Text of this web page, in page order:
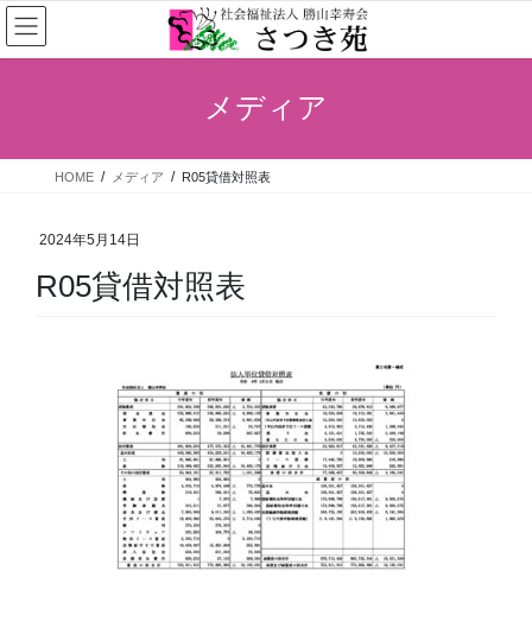
コ
ン
テ
ス
ナ
ビ
ゲ
ン
メディア
HOME メディア R05貸借対照表
2024年5月14日
R05貸借対照表